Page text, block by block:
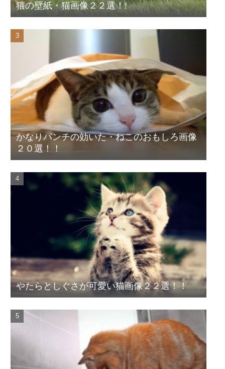
猫の壁紙・猫画像２２選！!
かなりパンチの効いた・ねこのおもしろ画像
２０選！！
やたらとしぐさが可愛い猫画像２２選！！